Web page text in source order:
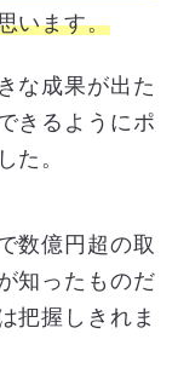
います。
な成果が出た
きるようにポ
た。
数億円超の取
知ったものだ
把握しきれま